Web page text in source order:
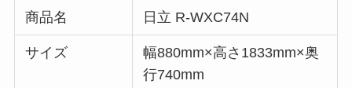
商品名 日立 R-WXC74N
サイズ
幅880mm×高さ1833mm×奥
行740mm